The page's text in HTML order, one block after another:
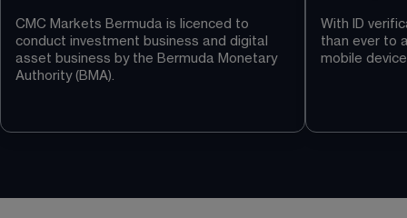
CMC Markets Bermuda is licenced to
conduct investment business and digital
asset business by the Bermuda Monetary
Authority (BMA).
With ID
than ever to
mobile